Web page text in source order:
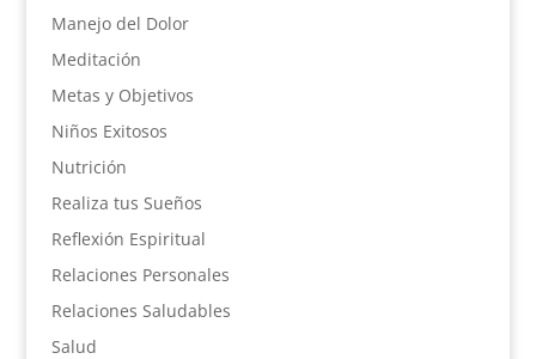
Manejo del Dolor
Meditación
Metas y Objetivos
Niños Exitosos
Nutrición
Realiza tus Sueños
Reflexión Espiritual
Relaciones Personales
Relaciones Saludables
Salud